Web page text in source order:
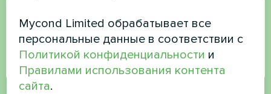
Mycond Limited обрабатывает все
персональные данные в соответствии с
Политикой конфиденциальности и
Правилами использования контента
сайта.